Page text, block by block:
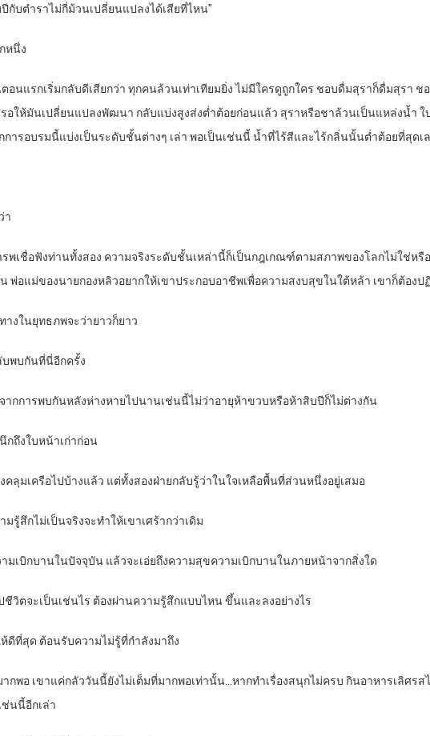
บตำราไม่กี่ม้วนเปลี่ยนแปลงได้เสียที่ไหน”
หนึ่ง
อนแรกเริ่มกลับดีเสียกว่า ทุกคนล้วนเท่าเทียมยิ่ง ไม่มีใครดูถูกใคร ชอบดื่มสุราก็ดื่มสุรา
รอให้มันเปลี่ยนแปลงพัฒนา กลับแบ่งสูงส่งต่ำต้อยก่อนแล้ว สุราหรือชาล้วนเป็นแหล่งน้ำ
การอบรมนี้แบ่งเป็นระดับชั้นต่างๆ เล่า พอเป็นเช่นนี้ น้ำที่ไร้สีและไร้กลิ่นนั้นต่ำต้อยที่สุดเ
า
รพเชื่อฟังท่านทั้งสอง ความจริงระดับชั้นเหล่านี้ก็เป็นกฎเกณฑ์ตามสภาพของโลกไม่ใช่หรื
น พ่อแม่ของนายกองหลิวอยากให้เขาประกอบอาชีพเพื่อความสงบสุขในใต้หล้า เขาก็ต้อง
งในยุทธภพจะว่ายาวก็ยาว
พบกันที่นี่อีกครั้ง
ากการพบกันหลังห่างหายไปนานเช่นนี้ไม่ว่าอายุห้าขวบหรือห้าสิบปีก็ไม่ต่างกัน
กถึงใบหน้าเก่าก่อน
ลุมเครือไปบ้างแล้ว แต่ทั้งสองฝ่ายกลับรู้ว่าในใจเหลือพื้นที่ส่วนหนึ่งอยู่เสมอ
รู้สึกไม่เป็นจริงจะทำให้เขาเศร้ากว่าเดิม
มเบิกบานในปัจจุบัน แล้วจะเอ่ยถึงความสุขความเบิกบานในภายหน้าจากสิ่งใด
ชีวิตจะเป็นเช่นไร ต้องผ่านความรู้สึกแบบไหน ขึ้นและลงอย่างไร
ดีที่สุด ต้อนรับความไม่รู้ที่กำลังมาถึง
กพอ เขาแค่กลัววันนี้ยังไม่เต็มที่มากพอเท่านั้น…หากทำเรื่องสนุกไม่ครบ กินอาหารเลิศร
นนี้อีกเล่า